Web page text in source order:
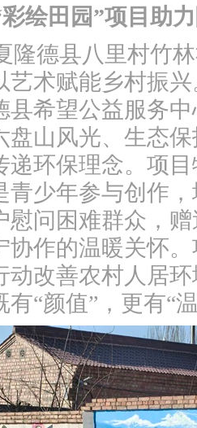
绘田园”项目助
隆德县八里村竹
艺术赋能乡村振
县希望公益服务
盘山风光、生态
递环保理念。项
青少年参与创作
慰问困难群众，
协作的温暖关怀
动改善农村人居
“颜值”，更有“